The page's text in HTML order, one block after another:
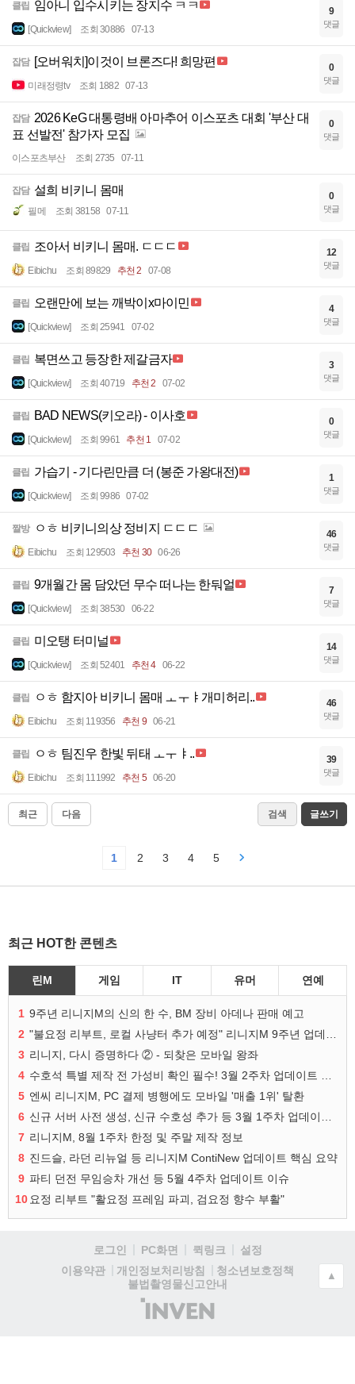
클립 임아니 입수시키는 장지수 ㅋㅋ
[Quickview] 조회 30886 07-13
9
댓글
잡담 [오버워치]이것이 브론즈다! 희망편
미래정령tv 조회 1882 07-13
0
댓글
잡담 2026 KeG 대통령배 아마추어 이스포츠 대회 '부산 대
표 선발전' 참가자 모집
이스포츠부산 조회 2735 07-11
0
댓글
잡담 설희 비키니 몸매
필메 조회 38158 07-11
0
댓글
클립 조아서 비키니 몸매. ㄷㄷㄷ
Eibichu 조회 89829 추천 2 07-08
12
댓글
클립 오랜만에 보는 깨박이x마이민
[Quickview] 조회 25941 07-02
4
댓글
클립 복면쓰고 등장한 제갈금자
[Quickview] 조회 40719 추천 2 07-02
3
댓글
클립 BAD NEWS(키오라) - 이사호
[Quickview] 조회 9961 추천 1 07-02
0
댓글
클립 가습기 - 기다린만큼 더 (봉준 가왕대전)
[Quickview] 조회 9986 07-02
1
댓글
짤방 ㅇㅎ 비키니의상 정비지 ㄷㄷㄷ
Eibichu 조회 129503 추천 30 06-26
46
댓글
클립 9개월간 몸 담았던 무수 떠나는 한둬얼
[Quickview] 조회 38530 06-22
7
댓글
클립 미오탱 터미널
[Quickview] 조회 52401 추천 4 06-22
14
댓글
클립 ㅇㅎ 함지아 비키니 몸매 ㅗㅜㅑ개미허리..
Eibichu 조회 119356 추천 9 06-21
46
댓글
클립 ㅇㅎ 팀진우 한빛 뒤태 ㅗㅜㅑ..
Eibichu 조회 111992 추천 5 06-20
39
댓글
최근 다음 검색 글쓰기
1 2 3 4 5
최근 HOT한 콘텐츠
린M 게임 IT 유머 연예
1 9주년 리니지M의 신의 한 수, BM 장비 아데나 판매 예고
2
3 리니지, 다시 증명하다 ② - 되찾은 모바일 왕좌
4
5 엔씨 리니지M, PC 결제 병행에도 모바일 '매출 1위' 탈환
6
7 리니지M, 8월 1주차 한정 및 주말 제작 정보
8 진드슬, 라던 리뉴얼 등 리니지M ContiNew 업데이트 핵심 요약
9 파티 던전 무임승차 개선 등 5월 4주차 업데이트 이슈
10 요정 리부트 "활요정 프레임 파괴, 검요정 향수 부활"
로그인 PC화면 퀵링크
설정
이용약관
개인정보처리방침
청소년보호정책
불법촬영물신고안내
(주)
인
▲